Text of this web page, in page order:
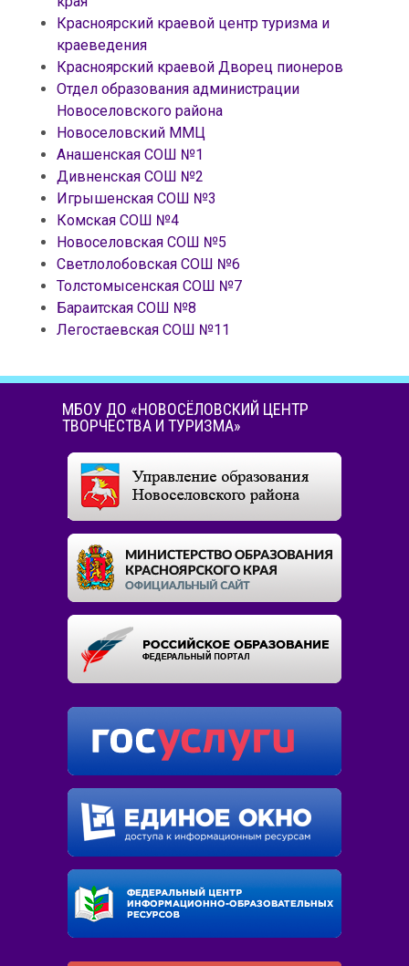
Красноярский краевой центр туризма и
краеведения
Красноярский краевой Дворец пионеров
Отдел образования администрации
Новоселовского района
Новоселовский ММЦ
Анашенская СОШ №1
Дивненская СОШ №2
Игрышенская СОШ №3
Комская СОШ №4
Новоселовская СОШ №5
Светлолобовская СОШ №6
Толстомысенская СОШ №7
Бараитская СОШ №8
Легостаевская СОШ №11
МБОУ ДО «НОВОСЁЛОВСКИЙ ЦЕНТР
ТВОРЧЕСТВА И ТУРИЗМА»